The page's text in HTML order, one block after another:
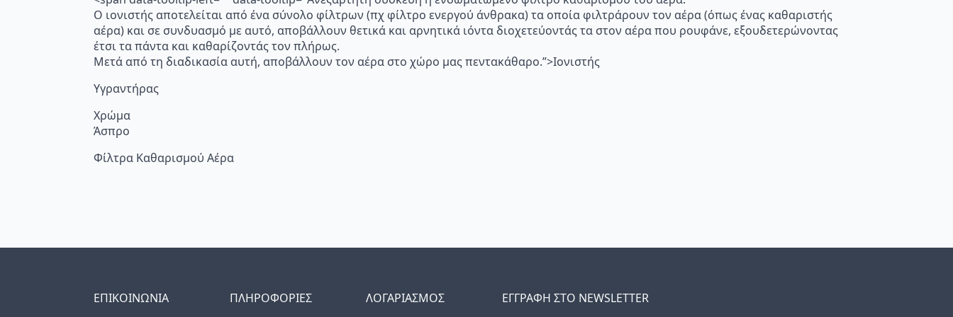
Ο ιονιστής αποτελείται από ένα σύνολο φίλτρων (πχ φίλτρο ενεργού άνθρακα) τα οποία φιλτράρουν τον αέρα (όπως ένας καθαριστής
αέρα) και σε συνδυασμό με αυτό, αποβάλλουν θετικά και αρνητικά ιόντα διοχετεύοντάς τα στον αέρα που ρουφάνε, εξουδετερώνοντας
έτσι τα πάντα και καθαρίζοντάς τον πλήρως.
Μετά από τη διαδικασία αυτή, αποβάλλουν τον αέρα στο χώρο μας πεντακάθαρο.”>Ιονιστής
Υγραντήρας
Χρώμα
Άσπρο
Φίλτρα Καθαρισμού Αέρα
ΕΠΙΚΟΙΝΩΝΙΑ
ΠΛΗΡΟΦΟΡΙΕΣ
ΛΟΓΑΡΙΑΣΜΟΣ
ΕΓΓΡΑΦΗ ΣΤΟ NEWSLETTER